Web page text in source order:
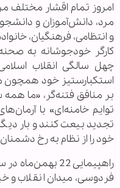
امروز تمام اقشار مختلف
مرد، دانش‌آموزان و
و انتظامی، فرهنگیان،
کارگر خودجوشانه به
چهل سالگی انقلاب
استکبارستیز خود همچون
بر منافق فتنه‌گر، «ما
توایم خامنه‌ای» با
تجدید بیعت کنند و بار
خود را از نظام به رخ
راهپیمایی 22
فردوسی، میدان انقلاب و